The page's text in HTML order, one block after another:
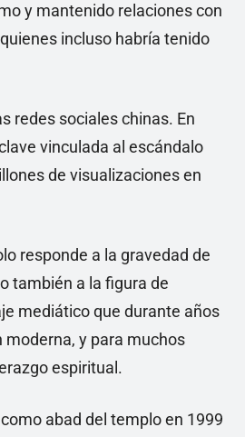
y mantenido relaciones con
incluso habría tenido
redes sociales chinas. En
vinculada al escándalo
de visualizaciones en
responde a la gravedad de
también a la figura de
mediático que durante años
moderna, y para muchos
espiritual.
abad del templo en 1999